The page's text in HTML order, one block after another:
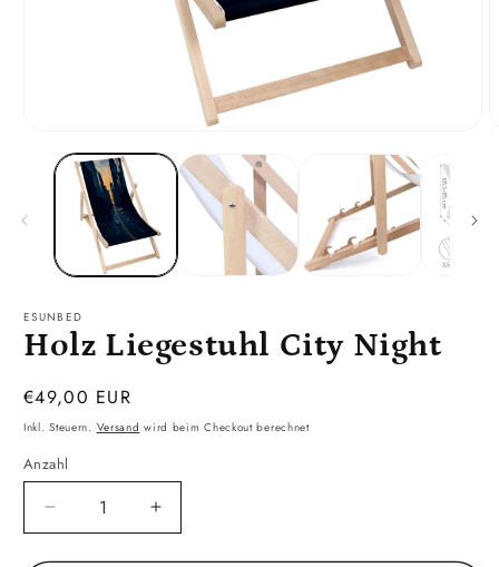
ESUNBED
Holz Liegestuhl City Night
Normaler
Preis
€49,00 EUR
Inkl. Steuern. Versand wird beim Checkout berechnet
Anzahl
Verringere
die
Erhöhe
die